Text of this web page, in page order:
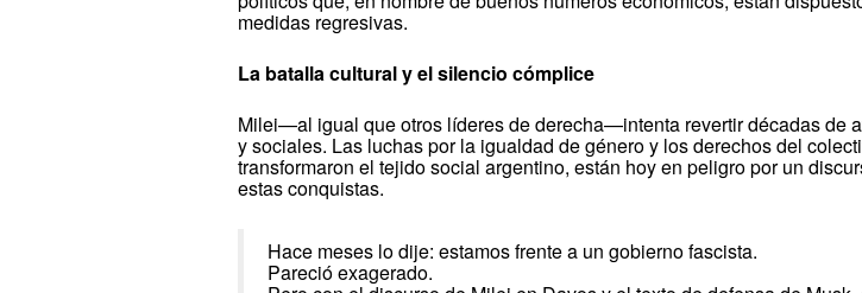
medidas regresivas.
La batalla cultural y el silencio cómplice
Milei—al igual que otros líderes de derecha—intenta revertir décadas de
y sociales. Las luchas por la igualdad de género y los derechos del
transformaron el tejido social argentino, están hoy en peligro por un
estas conquistas.
Hace meses lo dije: estamos frente a un gobierno fascista.
Pareció exagerado.